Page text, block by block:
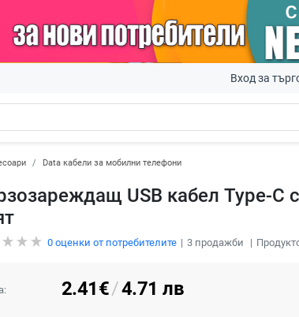
Вход за
Data кабели за мобилни телефони
USB кабел Type-C
0оценки от потребителите 3продажби
2.41€/4.71 лв